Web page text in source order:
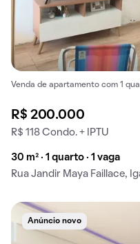
Venda de apartamento com 1
R$ 200.000
R$ 118 Condo. + IPTU
30 m² · 1 quarto · 1 vaga
Rua Jandir Maya Faillace,
Anúncio novo